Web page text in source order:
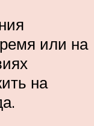
или на
на